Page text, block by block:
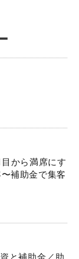
から満席にす
補助金で集客